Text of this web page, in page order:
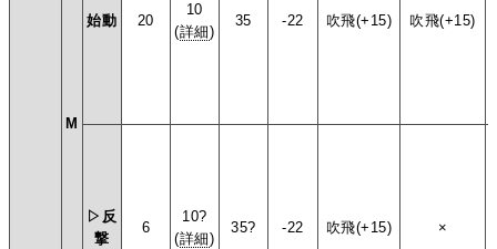
M
始動 20
10
(詳細)
35 -22 吹飛(+15) 吹飛(+15)
▷反
撃
6
10?
(詳細)
35? -22 吹飛(+15) ×